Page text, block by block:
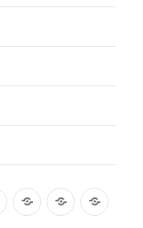
GebäckKuchenTorten